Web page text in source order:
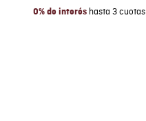
0% de interés hasta 3 cuotas